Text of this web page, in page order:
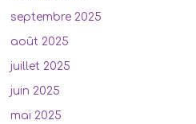
septembre 2025
août 2025
juillet 2025
juin 2025
mai 2025